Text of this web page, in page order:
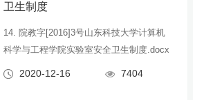
卫生制度
14. 院教字[2016]3号山东科技大学计算机
科学与工程学院实验室安全卫生制度.docx
2020-12-16 7404